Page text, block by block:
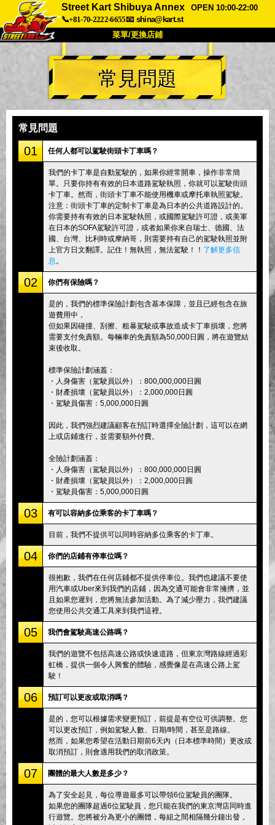
Street Kart Shibuya Annex
OPEN 10:00-22:00
📞+81-70-2222-6655📧 shina@kart.st
菜單/更換店鋪
首頁
關於 規格 價格
公司
更換店鋪
東京品川 #1 東京秋葉原#1
東京秋葉原#2 東京澀谷
東京澀谷附屬 東京灣
東京淺草 大阪
沖繩
常見問題
常見問題
01 任何人都可以駕駛街頭卡丁車嗎？
我們的卡丁車是自動駕駛的，如果你經常開車，操作非常簡
單。只要你持有有效的日本道路駕駛執照，你就可以駕駛街頭
卡丁車。然而，街頭卡丁車不能使用機車或摩托車執照駕駛。
注意：街頭卡丁車的定制卡丁車是為日本的公共道路設計的。
你需要持有有效的日本駕駛執照，或國際駕駛許可證，或美軍
在日本的SOFA駕駛許可證，或者如果你來自瑞士、德國、法
國、台灣、比利時或摩納哥，則需要持有自己的駕駛執照並附
上官方日文翻譯。記住！無執照，無法駕駛！！ 了解更多信
息 。
02 你們有保險嗎？
是的，我們的標準保險計劃包含基本保障，並且已經包含在旅
遊費用中，
但如果因碰撞、刮擦、粗暴駕駛或事故造成卡丁車損壞，您將
需要支付免責額。每輛車的免責額為50,000日圓，將在遊覽結
束後收取。
標準保險計劃涵蓋：
・人身傷害（駕駛員以外）：800,000,000日圓
・財產損壞（駕駛員以外）：2,000,000日圓
・駕駛員傷害：5,000,000日圓
因此，我們強烈建議顧客在預訂時選擇全險計劃，這可以在網
上或店鋪進行，並需要額外付費。
全險計劃涵蓋：
・人身傷害（駕駛員以外）：800,000,000日圓
・財產損壞（駕駛員以外）：2,000,000日圓
・駕駛員傷害：5,000,000日圓
03 有可以容納多位乘客的卡丁車嗎？
目前，我們不提供可以同時容納多位乘客的卡丁車。
04 你們的店鋪有停車位嗎？
很抱歉，我們在任何店鋪都不提供停車位。我們也建議不要使
用汽車或Uber來到我們的店鋪，因為交通可能會非常擁擠，並
且如果您遲到，您將無法參加活動。為了減少壓力，我們建議
您使用公共交通工具來到我們這裡。
05 我們會駕駛高速公路嗎？
我們的遊覽不包括高速公路或快速道路，但東京灣路線經過彩
虹橋，提供一個令人興奮的體驗，感覺像是在高速公路上駕
駛！
06 預訂可以更改或取消嗎？
是的，您可以根據需求變更預訂，前提是有空位可供調整。您
可以更改預訂，例如駕駛人數、日期/時間，甚至是路線。
然而，如果您希望在活動日期前6天內（日本標準時間）更改或
取消預訂，則會適用我們的取消政策。
07 團體的最大人數是多少？
為了安全起見，每位導遊最多可以帶領6位駕駛員的團隊。
如果您的團隊超過6位駕駛員，您只能在我們的東京灣店同時進
行遊覽。您將被分為更小的團體，每組之間相隔幾分鐘出發，